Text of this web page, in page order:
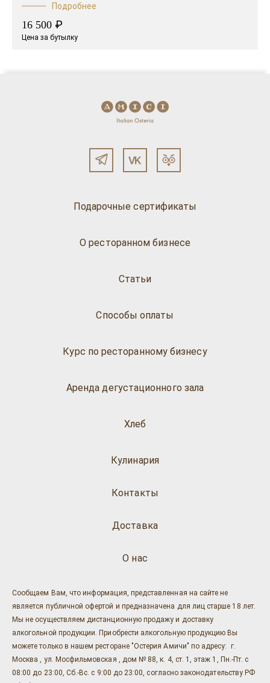
Подробнее
16 500 ₽
Цена за бутылку
Подарочные сертификаты
О ресторанном бизнесе
Статьи
Способы оплаты
Курс по ресторанному бизнесу
Аренда дегустационного зала
Хлеб
Кулинария
О нас
Доставка
Контакты
Сообщаем Вам, что информация, представленная на сайте не
является публичной офертой и предназначена для лиц старше 18 лет.
Мы не осуществляем дистанционную продажу и доставку
алкогольной продукции. Приобрести алкогольную продукцию Вы
можете только в нашем ресторане "Остерия Амичи" по адресу: г.
Москва , ул. Мосфильмовская , дом № 88, к. 4, ст. 1, этаж 1, Пн.-Пт. с
08:00 до 23:00, Сб.-Вс. с 9:00 до 23:00, согласно законодательству РФ